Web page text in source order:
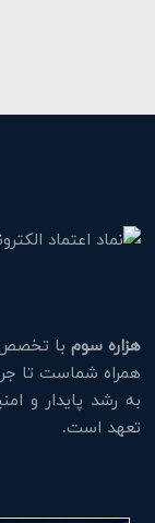
هزاره سوم با تخصص
همراه شماست تا
به رشد پایدار و
تعهد است.